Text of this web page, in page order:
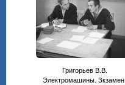
Григорьев В.В.
Электромашины. Зкзамен.